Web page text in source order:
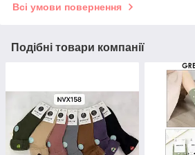
Всі умови повернення
Подібні товари компанії